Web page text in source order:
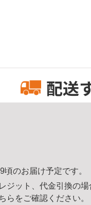
配送
頃のお届け予定です。
ジット、代金引換の
ら をご確認ください。